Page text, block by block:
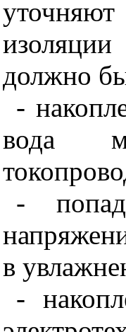
должно
-
вода
-
в
-